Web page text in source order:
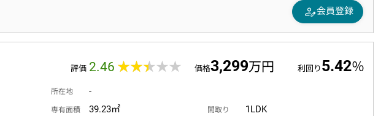
person_edit会員登録
評価 2.46 ★★★★★
★★★★★ 価格3,299万円 利回り 5.42％
所在地 -
専有面積 39.23㎡ 間取り 1LDK